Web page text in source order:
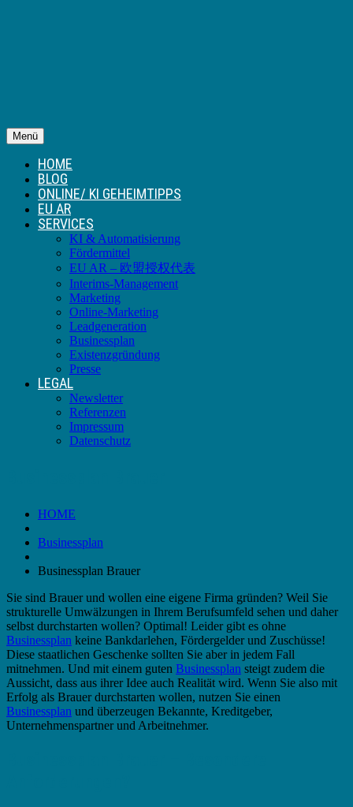
Menü
HOME
BLOG
ONLINE/ KI GEHEIMTIPPS
EU AR
SERVICES
KI & Automatisierung
Fördermittel
EU AR – 欧盟授权代表
Interims-Management
Marketing
Online-Marketing
Leadgeneration
Businessplan
Existenzgründung
Presse
LEGAL
Newsletter
Referenzen
Impressum
Datenschutz
HOME
Businessplan
Businessplan Brauer
Sie sind Brauer und wollen eine eigene Firma gründen? Weil Sie
strukturelle Umwälzungen in Ihrem Berufsumfeld sehen und daher
selbst durchstarten wollen? Optimal! Leider gibt es ohne
Businessplan keine Bankdarlehen, Fördergelder und Zuschüsse!
Diese staatlichen Geschenke sollten Sie aber in jedem Fall
mitnehmen. Und mit einem guten Businessplan steigt zudem die
Aussicht, dass aus ihrer Idee auch Realität wird. Wenn Sie also mit
Erfolg als Brauer durchstarten wollen, nutzen Sie einen
Businessplan und überzeugen Bekannte, Kreditgeber,
Unternehmenspartner und Arbeitnehmer.